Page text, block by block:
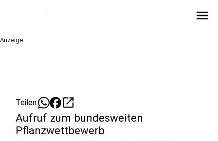
menu
Anzeige
Teilen: open_in_new
Aufruf zum bundesweiten
Pflanzwettbewerb